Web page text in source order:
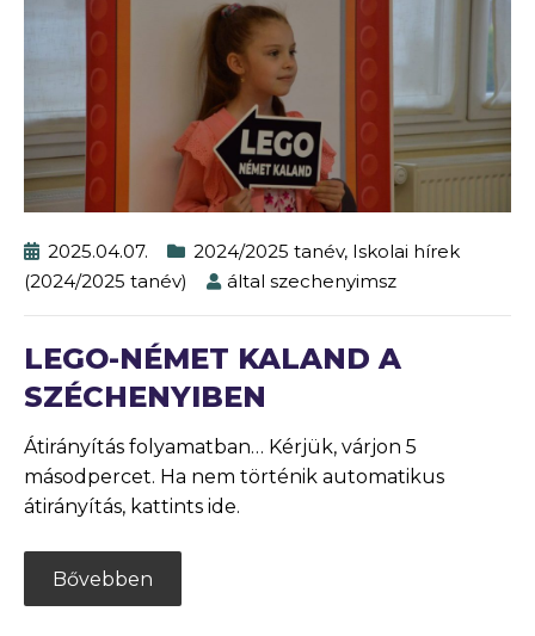
2025.04.07. 2024/2025 tanév, Iskolai hírek
(2024/2025 tanév)
által szechenyimsz
LEGO-NÉMET KALAND A
SZÉCHENYIBEN
Átirányítás folyamatban… Kérjük, várjon 5
másodpercet. Ha nem történik automatikus
átirányítás, kattints ide.
Bővebben